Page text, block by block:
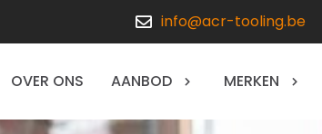
info@acr-tooling.be
OVER ONS AANBOD MERKEN